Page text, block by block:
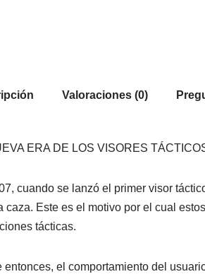
Valoraciones (0)
ERA DE LOS VISORES
cuando se lanzó el primer visor
caza. Este es el motivo por el cual
tácticas.
entonces, el comportamiento del